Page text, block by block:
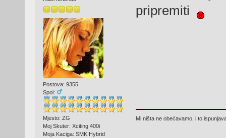
Postova: 9355
Spol:
Mjesto: ZG
Moj Skuter: Xciting 400i
Moja Kaciga: SMK Hybrid
pripremiti
Mi ništa ne obećavamo, i to